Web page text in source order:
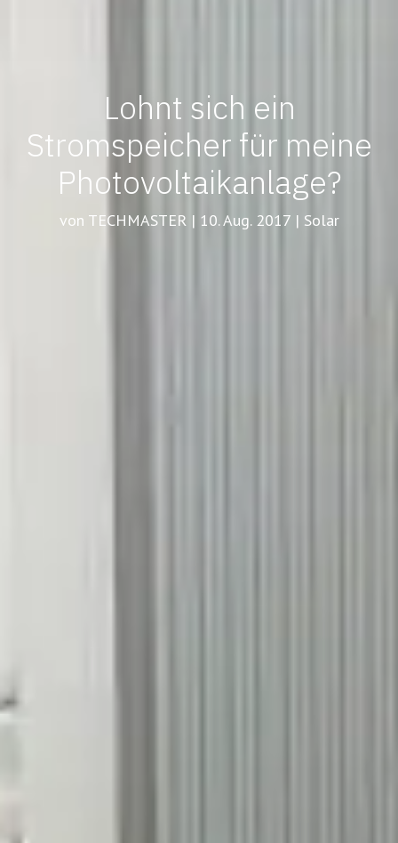
Lohnt sich ein
Stromspeicher für meine
Photovoltaikanlage?
von TECHMASTER | 10. Aug. 2017 | Solar